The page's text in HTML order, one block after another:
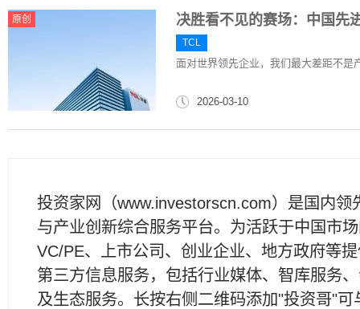
原创 决胜看不见的赛场：中国先
TCL
面对世界领先企业，我们最大差距不
2026-03-10
投资家网（www.investorscn.com）是国内领
与产业创新综合服务平台。为活跃于中国市
VC/PE、上市公司、创业企业、地方政府等
第三方信息服务，包括行业媒体、智库服务
及生态服务。长按右侧二维码添加"投资哥"可